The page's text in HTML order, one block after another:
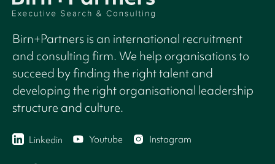
Birn+Partners is an international recruitment
and consulting firm. We help organisations to
succeed by finding the right talent and
developing the right organisational leadership
structure and culture.
Linkedin Youtube Instagram